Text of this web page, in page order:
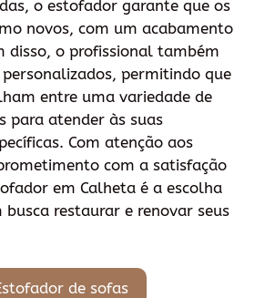
o estofador garante que os
novos, com um acabamento
disso, o profissional também
personalizados, permitindo que
entre uma variedade de
para atender às suas
Com atenção aos
com a satisfação
em Calheta é a escolha
restaurar e renovar seus
de sofas